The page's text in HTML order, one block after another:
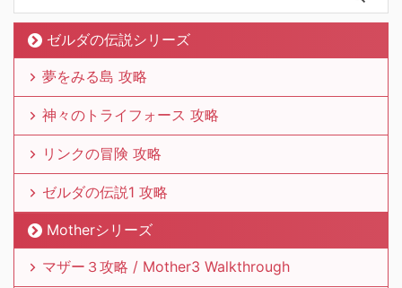
ゼルダの伝説シリーズ
夢をみる島 攻略
神々のトライフォース 攻略
リンクの冒険 攻略
ゼルダの伝説1 攻略
Motherシリーズ
マザー３攻略 / Mother3 Walkthrough